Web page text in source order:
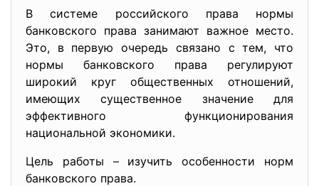
В системе российского права нормы
банковского права занимают важное место.
Это, в первую очередь связано с тем, что
нормы банковского права регулируют
широкий круг общественных отношений,
имеющих существенное значение для
эффективного функционирования
национальной экономики.
Цель работы – изучить особенности норм
банковского права.